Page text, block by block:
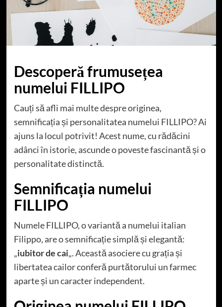
Descoperă frumusețea
numelui FILLIPO
Cauți să afli mai multe despre originea,
semnificația și personalitatea numelui FILLIPO? Ai
ajuns la locul potrivit! Acest nume, cu rădăcini
adânci în istorie, ascunde o poveste fascinantă și o
personalitate distinctă.
Semnificația numelui
FILLIPO
Numele FILLIPO, o variantă a numelui italian
Filippo, are o semnificație simplă și elegantă:
„iubitor de cai„. Această asociere cu grația și
libertatea cailor conferă purtătorului un farmec
aparte și un caracter independent.